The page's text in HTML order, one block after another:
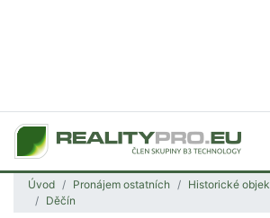
Úvod Pronájem ostatních Historické
Děčín